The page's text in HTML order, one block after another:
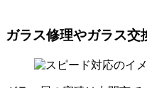
ガラス修理やガラス交